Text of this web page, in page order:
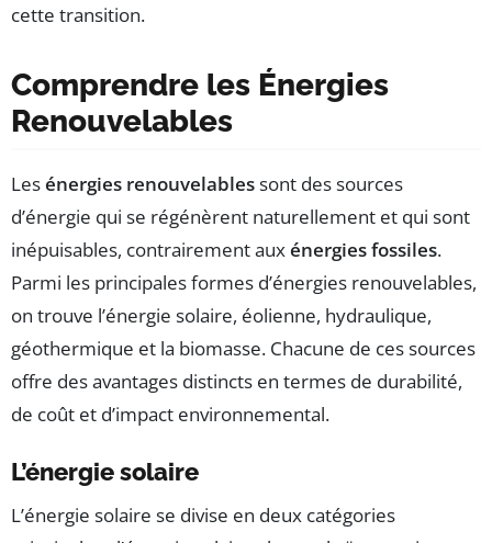
cette transition.
Comprendre les Énergies
Renouvelables
Lesénergies renouvelablessont des sources
d’énergie qui se régénèrent naturellement et qui sont
inépuisables, contrairement auxénergies fossiles.
Parmi les principales formes d’énergies renouvelables,
on trouve l’énergie solaire, éolienne, hydraulique,
géothermique et la biomasse. Chacune de ces sources
offre des avantages distincts en termes de durabilité,
de coût et d’impact environnemental.
L’énergie solaire
L’énergie solaire se divise en deux catégories